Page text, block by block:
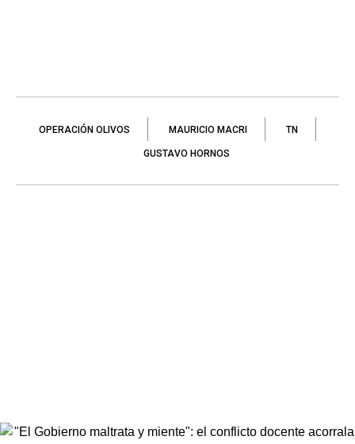
OPERACIÓN OLIVOS MAURICIO MACRI TN
GUSTAVO HORNOS